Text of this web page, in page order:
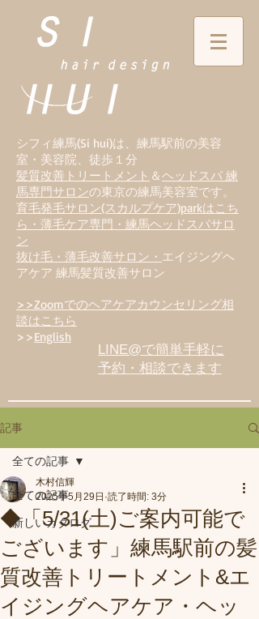
シフィ練馬(Si hui)は、 練馬駅前の美容
室・美容院、徒歩１分
髪質改善トリートメント ＆ヘッドスパ 練
馬専門サロンの東京の練馬美容室です。
育毛発毛サロン(スカルプケア)parkはこち
ら・薄毛ケア専門・練馬ヘッドスパサロ
ン
抜け毛・薄毛改善サロン・ エイジングヘ
アケア 練馬髪質改善サロン
>>Zoomでのヘアケアカウンセリング相
談はこちら
>>English
LINE@で簡単手軽に
予約・相談できます
記事
全ての記事
新しいカタログ
全ての記事
◆「5/31(土)ご案内可能で
ございます」練馬駅前の髪
質改善トリートメント&エ
イジングヘアケア・ヘッ
木村信輝
2025年5月29日 読了時間: 3分